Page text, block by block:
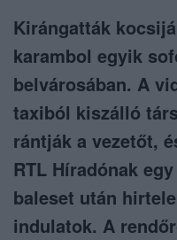
Kirángatták
karambol egyik
belvárosában. A
taxiból kiszálló
rántják a vezetőt,
RTL Híradónak
baleset után
indulatok. A